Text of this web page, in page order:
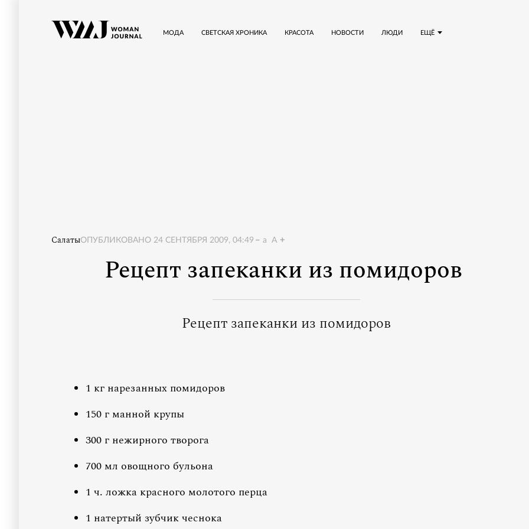
ЕЩЁ
МОДА СВЕТСКАЯ ХРОНИКА КРАСОТА НОВОСТИ ЛЮДИ
СалатыОПУБЛИКОВАНО 24 СЕНТЯБРЯ 2009, 04:49 a A
Рецепт запеканки из помидоров
Рецепт запеканки из помидоров
1 кг нарезанных помидоров
150 г манной крупы
300 г нежирного творога
700 мл овощного бульона
1 ч. ложка красного молотого перца
1 натертый зубчик чеснока